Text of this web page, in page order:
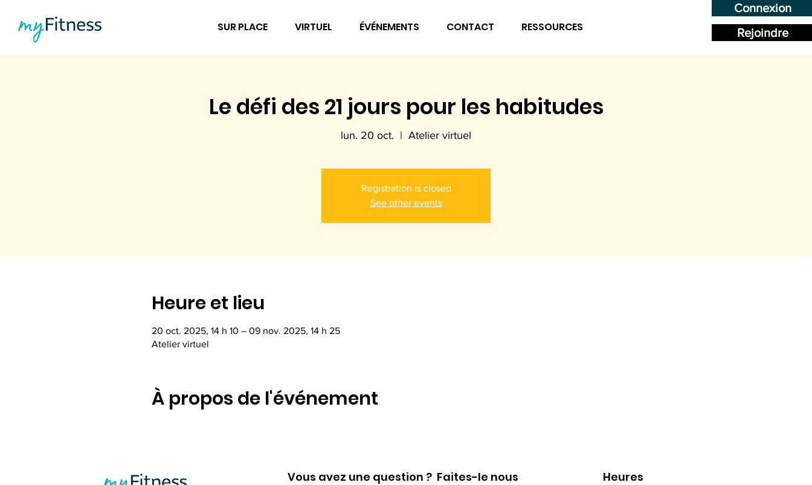
Rejoindre
Connexion
SUR PLACE VIRTUEL ÉVÉNEMENTS CONTACT RESSOURCES
Le défi des 21 jours pour les habitudes
lun. 20 oct.
  |
Atelier virtuel
Registration is closed
See other events
Heure et lieu
20 oct. 2025, 14 h 10 – 09 nov. 2025, 14 h 25
Atelier virtuel
À propos de l'événement
Vous avez une question ? Faites-le nous
Heures